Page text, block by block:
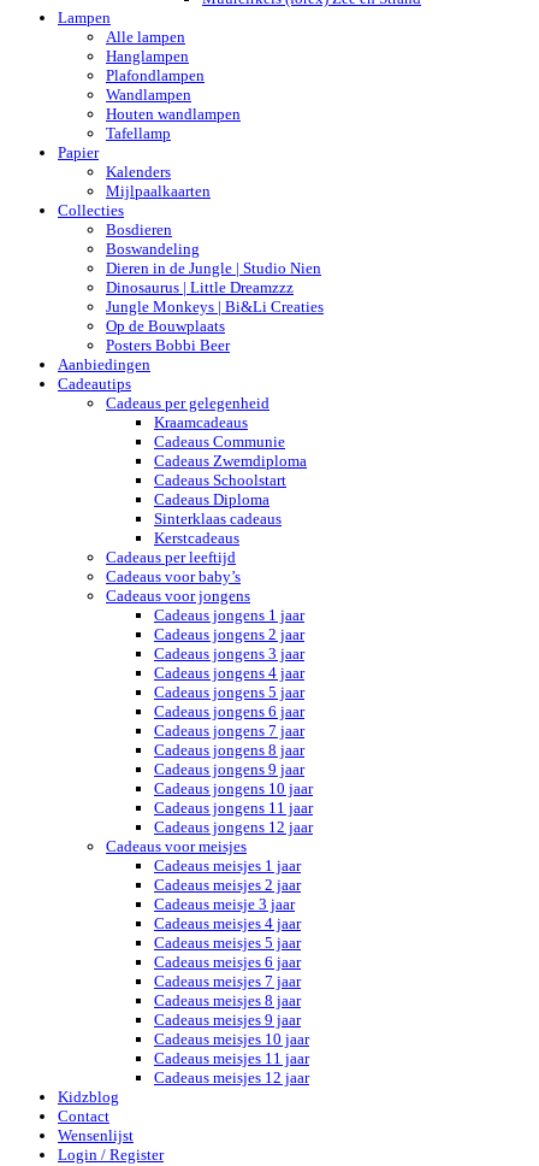
Lampen
Alle lampen
Hanglampen
Plafondlampen
Wandlampen
Houten wandlampen
Tafellamp
Papier
Kalenders
Mijlpaalkaarten
Collecties
Bosdieren
Boswandeling
Dieren in de Jungle | Studio Nien
Dinosaurus | Little Dreamzzz
Jungle Monkeys | Bi&Li Creaties
Op de Bouwplaats
Posters Bobbi Beer
Aanbiedingen
Cadeautips
Cadeaus per gelegenheid
Kraamcadeaus
Cadeaus Communie
Cadeaus Zwemdiploma
Cadeaus Schoolstart
Cadeaus Diploma
Sinterklaas cadeaus
Kerstcadeaus
Cadeaus per leeftijd
Cadeaus voor baby’s
Cadeaus voor jongens
Cadeaus jongens 1 jaar
Cadeaus jongens 2 jaar
Cadeaus jongens 3 jaar
Cadeaus jongens 4 jaar
Cadeaus jongens 5 jaar
Cadeaus jongens 6 jaar
Cadeaus jongens 7 jaar
Cadeaus jongens 8 jaar
Cadeaus jongens 9 jaar
Cadeaus jongens 10 jaar
Cadeaus jongens 11 jaar
Cadeaus jongens 12 jaar
Cadeaus voor meisjes
Cadeaus meisjes 1 jaar
Cadeaus meisjes 2 jaar
Cadeaus meisje 3 jaar
Cadeaus meisjes 4 jaar
Cadeaus meisjes 5 jaar
Cadeaus meisjes 6 jaar
Cadeaus meisjes 7 jaar
Cadeaus meisjes 8 jaar
Cadeaus meisjes 9 jaar
Cadeaus meisjes 10 jaar
Cadeaus meisjes 11 jaar
Cadeaus meisjes 12 jaar
Kidzblog
Contact
Wensenlijst
Login / Register